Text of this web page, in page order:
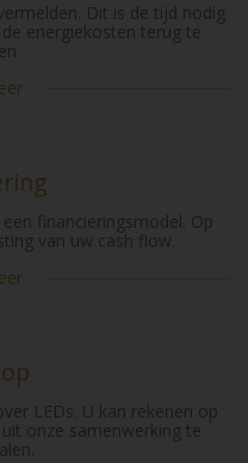
Dit is de tijd nodig
energiekosten terug te
financieringsmodel. Op
van uw cash flow.
LEDs. U kan rekenen op
onze samenwerking te